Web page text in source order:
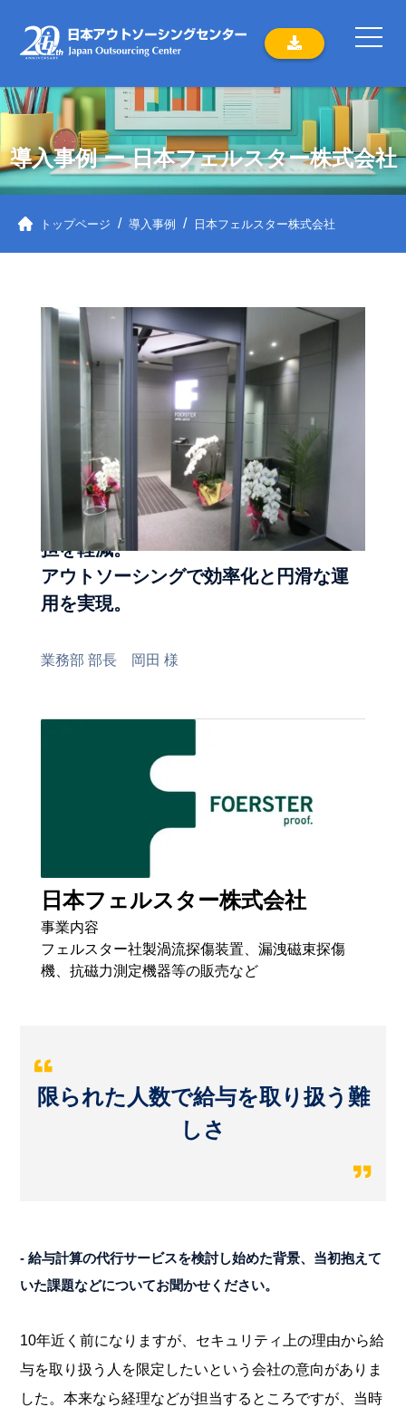
導入事例 ー 日本フェルスター株式会社
トップページ 導入事例 日本フェルスター株式会社
給与計算の属人化を防ぎ、担当者の負
担を軽減。
アウトソーシングで効率化と円滑な運
用を実現。
業務部 部長 岡田 様
日本フェルスター株式会社
事業内容
フェルスター社製渦流探傷装置、漏洩磁束探傷
機、抗磁力測定機器等の販売など
限られた人数で給与を取り扱う難
しさ
- 給与計算の代行サービスを検討し始めた背景、当初抱えて
いた課題などについてお聞かせください。
10年近く前になりますが、セキュリティ上の理由から給
与を取り扱う人を限定したいという会社の意向がありま
した。本来なら経理などが担当するところですが、当時